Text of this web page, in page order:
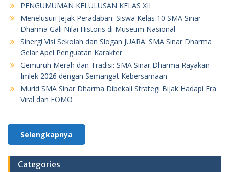
PENGUMUMAN KELULUSAN KELAS XII
Menelusuri Jejak Peradaban: Siswa Kelas 10 SMA Sinar
Dharma Gali Nilai Historis di Museum Nasional
Sinergi Visi Sekolah dan Slogan JUARA: SMA Sinar Dharma
Gelar Apel Penguatan Karakter
Gemuruh Merah dan Tradisi: SMA Sinar Dharma Rayakan
Imlek 2026 dengan Semangat Kebersamaan
Murid SMA Sinar Dharma Dibekali Strategi Bijak Hadapi Era
Viral dan FOMO
Selengkapnya
Categories